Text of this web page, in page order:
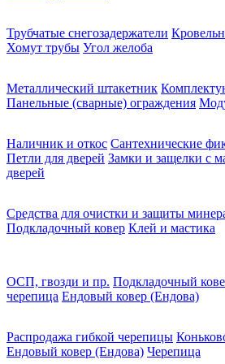
Трубчатые снегозадержатели
Хомут трубы Угол желоба
Металлический штакетник
Панельные (сварные) ограждения
Наличник и откос Сантехнические
Петли для дверей Замки и защелки с
дверей
Средства для очистки и защиты
Подкладочный ковер Клей и мастика
ОСП, гвозди и пр. Подкладочный
черепица Ендовый ковер (Ендова)
Распродажа гибкой черепицы
Ендовый ковер (Ендова) Черепица